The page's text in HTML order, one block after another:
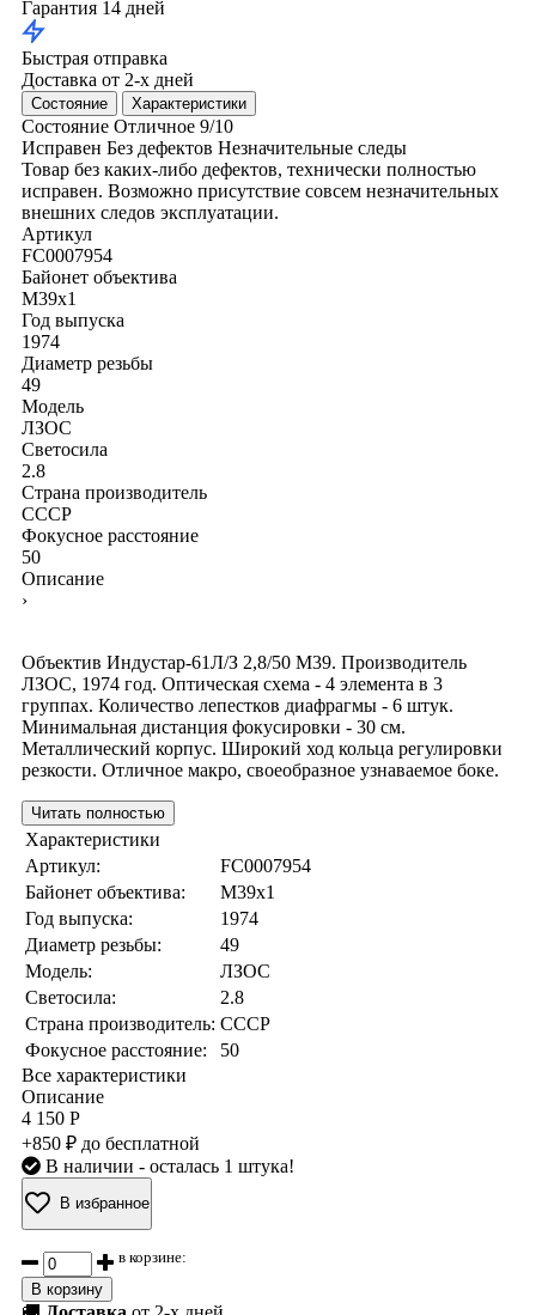
Гарантия 14 дней
Быстрая отправка
Доставка от 2-х дней
Состояние Характеристики
Состояние Отличное 9/10
Исправен Без дефектов Незначительные следы
Товар без каких-либо дефектов, технически полностью
исправен. Возможно присутствие совсем незначительных
внешних следов эксплуатации.
Артикул
FC0007954
Байонет объектива
M39x1
Год выпуска
1974
Диаметр резьбы
49
Модель
ЛЗОС
Светосила
2.8
Страна производитель
СССР
Фокусное расстояние
50
Описание
›
Объектив Индустар-61Л/З 2,8/50 М39. Производитель
ЛЗОС, 1974 год. Оптическая схема - 4 элемента в 3
группах. Количество лепестков диафрагмы - 6 штук.
Минимальная дистанция фокусировки - 30 см.
Металлический корпус. Широкий ход кольца регулировки
резкости. Отличное макро, своеобразное узнаваемое боке.
Читать полностью
Характеристики
Артикул:
FC0007954
Байонет объектива:
M39x1
Год выпуска:
1974
Диаметр резьбы:
49
Модель:
ЛЗОС
Светосила:
2.8
Страна производитель: СССР
Фокусное расстояние:
50
Все характеристики
Описание
4 150 Р
+850 ₽ до бесплатной
В наличии - осталась 1 штука!
В избранное
в корзине:
В корзину